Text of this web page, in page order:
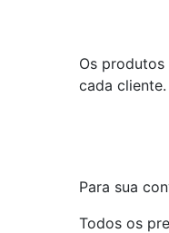
Os
cada cliente.
Para sua
Todos os